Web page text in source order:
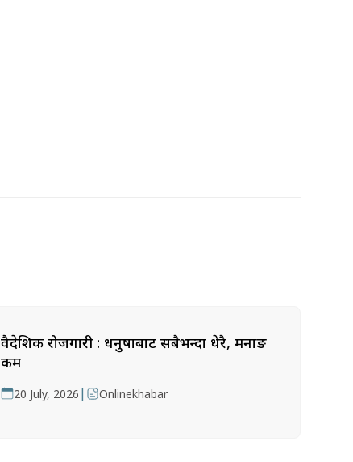
वैदेशिक रोजगारी : धनुषाबाट सबैभन्दा धेरै, मनाङ
कम
20 July, 2026 | Onlinekhabar